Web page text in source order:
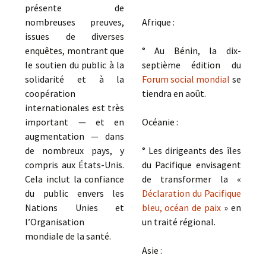
présente de
nombreuses preuves,
issues de diverses
enquêtes, montrant que
le soutien du public à la
solidarité et à la
coopération
internationales est très
important — et en
augmentation — dans
de nombreux pays, y
compris aux États-Unis.
Cela inclut la confiance
du public envers les
Nations Unies et
l’Organisation
mondiale de la santé.
Afrique :
° Au Bénin, la dix-
septième édition du
Forum social mondial se
tiendra en août.
Océanie :
° Les dirigeants des îles
du Pacifique envisagent
de transformer la «
Déclaration du Pacifique
bleu, océan de paix » en
un traité régional.
Asie :